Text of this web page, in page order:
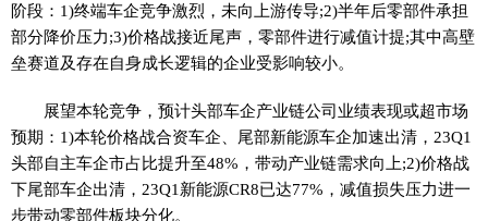
阶段：1)终端车企竞争激烈，未向上游传导;2)半年后零部件承担
部分降价压力;3)价格战接近尾声，零部件进行减值计提;其中高壁
垒赛道及存在自身成长逻辑的企业受影响较小。
展望本轮竞争，预计头部车企产业链公司业绩表现或超市场
预期：1)本轮价格战合资车企、尾部新能源车企加速出清，23Q1
头部自主车企市占比提升至48%，带动产业链需求向上;2)价格战
下尾部车企出清，23Q1新能源CR8已达77%，减值损失压力进一
步带动零部件板块分化。